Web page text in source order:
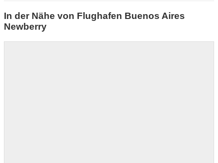
In der Nähe von Flughafen Buenos Aires
Newberry